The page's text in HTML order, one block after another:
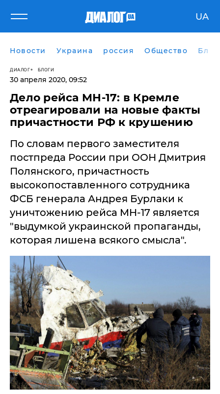
UA
Новости Украина россия Общество
ДИАЛОГ БЛОГИ
30 апреля 2020, 09:52
Дело рейса MH-17: в Кремле
отреагировали на новые факты
причастности РФ к крушению
По словам первого заместителя
постпреда России при ООН Дмитрия
Полянского, причастность
высокопоставленного сотрудника
ФСБ генерала Андрея Бурлаки к
уничтожению рейса MH-17 является
"выдумкой украинской пропаганды,
которая лишена всякого смысла".